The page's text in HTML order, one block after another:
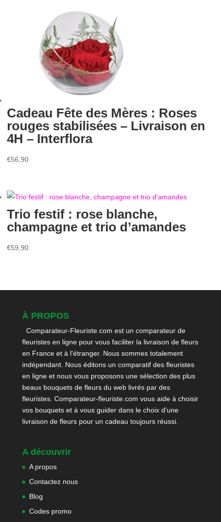
Cadeau Fête des Mères : Roses
rouges stabilisées – Livraison en
4H – Interflora
€56,90
Trio festif : rose blanche,
champagne et trio d’amandes
€59,90
À PROPOS
Comparateur-Fleuriste.com est un comparateur de
fleuristes en ligne pour vous faciliter la livraison de fleurs
en France et à l'étranger. Nous sommes totalement
indépendant. Nous éditons un comparatif des fleuristes
en ligne et nous vous proposons une sélection des plus
beaux bouquets de fleurs du web livrés par des
fleuristes. Comparateur-fleuriste.com vous aide à choisir
vos bouquets et à vous guider dans le choix d'une
livraison de fleurs pour un cadeau toujours réussi.
A découvrir
A propos
Contactez nous
Blog
Codes promo